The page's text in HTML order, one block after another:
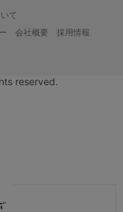
て
会社概要
採用情報
reserved.